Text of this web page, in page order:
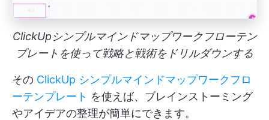
ClickUpシンプルマインドマップワークフローテン
プレートを使って戦略と戦術をドリルダウンする
その ClickUp シンプルマインドマップワークフロ
ーテンプレート を使えば、ブレインストーミング
やアイデアの整理が簡単にできます。